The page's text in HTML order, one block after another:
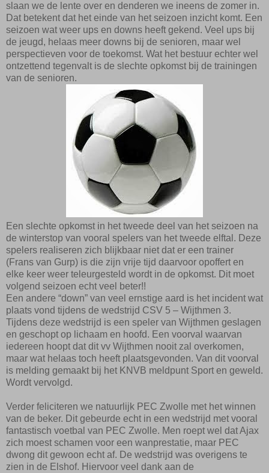
slaan we de lente over en denderen we ineens de zomer in.
Dat betekent dat het einde van het seizoen inzicht komt. Een
seizoen wat weer ups en downs heeft gekend. Veel ups bij
de jeugd, helaas meer downs bij de senioren, maar wel
perspectieven voor de toekomst. Wat het bestuur echter wel
ontzettend tegenvalt is de slechte opkomst bij de trainingen
van de senioren.
Een slechte opkomst in het tweede deel van het seizoen na
de winterstop van vooral spelers van het tweede elftal. Deze
spelers realiseren zich blijkbaar niet dat er een trainer
(Frans van Gurp) is die zijn vrije tijd daarvoor opoffert en
elke keer weer teleurgesteld wordt in de opkomst. Dit moet
volgend seizoen echtveel
beter!!
Een andere “down” van veel ernstige aard is het incident wat
plaats vond tijdens de wedstrijd CSV 5 – Wijthmen 3.
Tijdens deze wedstrijd is een speler van Wijthmen geslagen
en geschopt op lichaam en hoofd. Een voorval waarvan
iedereen hoopt dat dit vv Wijthmen nooit zal overkomen,
maar wat helaas toch heeft plaatsgevonden. Van dit voorval
is melding gemaakt bij het KNVB meldpunt Sport en geweld.
Wordt vervolgd.
Verder feliciteren we natuurlijk PEC Zwolle met het winnen
van de beker. Dit gebeurde echt in een wedstrijd met vooral
fantastisch voetbal van PEC Zwolle. Men roept wel dat Ajax
zich moest schamen voor een wanprestatie, maar PEC
dwong dit gewoon echt af. De wedstrijd was overigens te
zien in de Elshof. Hiervoor veel dank aan de